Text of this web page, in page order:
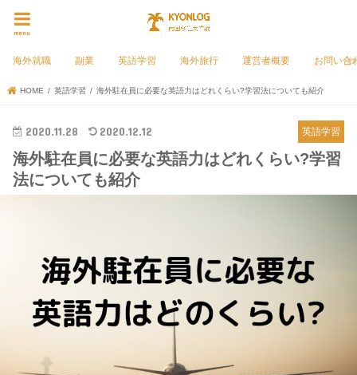
menu
海外就職 副業 英語学習 海外旅行 運営者概要 お問い合
HOME 英語学習 海外駐在員に必要な英語力はどれくらい?学習法についても紹介
英語学習
2020.11.28 2020.12.12
海外駐在員に必要な英語力はどれくらい?学習
法についても紹介